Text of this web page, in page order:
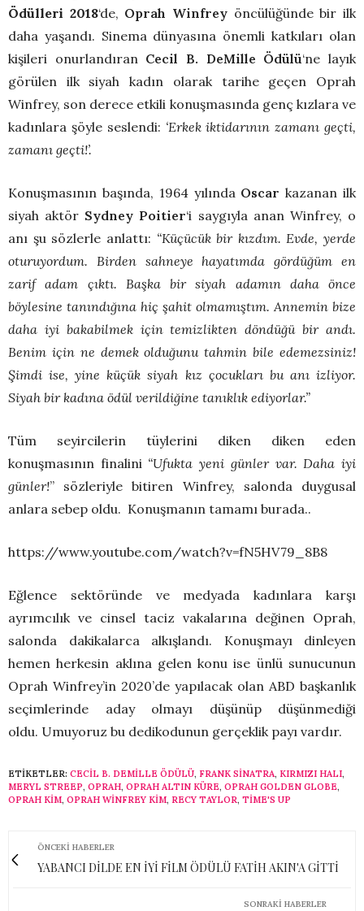
Ödülleri 2018‘de, Oprah Winfrey öncülüğünde bir ilk
daha yaşandı. Sinema dünyasına önemli katkıları olan
kişileri onurlandıran Cecil B. DeMille Ödülü‘ne layık
görülen ilk siyah kadın olarak tarihe geçen Oprah
Winfrey, son derece etkili konuşmasında genç kızlara ve
kadınlara şöyle seslendi: ‘Erkek iktidarının zamanı geçti,
zamanı geçti!’.
Konuşmasının başında, 1964 yılında Oscar kazanan ilk
siyah aktör Sydney Poitier‘i saygıyla anan Winfrey, o
anı şu sözlerle anlattı: “Küçücük bir kızdım. Evde, yerde
oturuyordum. Birden sahneye hayatımda gördüğüm en
zarif adam çıktı. Başka bir siyah adamın daha önce
böylesine tanındığına hiç şahit olmamıştım. Annemin bize
daha iyi bakabilmek için temizlikten döndüğü bir andı.
Benim için ne demek olduğunu tahmin bile edemezsiniz!
Şimdi ise, yine küçük siyah kız çocukları bu anı izliyor.
Siyah bir kadına ödül verildiğine tanıklık ediyorlar.”
Tüm seyircilerin tüylerini diken diken eden
konuşmasının finalini “Ufukta yeni günler var. Daha iyi
günler!” sözleriyle bitiren Winfrey, salonda duygusal
anlara sebep oldu. Konuşmanın tamamı burada..
https://www.youtube.com/watch?v=fN5HV79_8B8
Eğlence sektöründe ve medyada kadınlara karşı
ayrımcılık ve cinsel taciz vakalarına değinen Oprah,
salonda dakikalarca alkışlandı. Konuşmayı dinleyen
hemen herkesin aklına gelen konu ise ünlü sunucunun
Oprah Winfrey’in 2020’de yapılacak olan ABD başkanlık
seçimlerinde aday olmayı düşünüp düşünmediği
oldu. Umuyoruz bu dedikodunun gerçeklik payı vardır.
ETIKETLER: CECIL B. DEMILLE ÖDÜLÜ, FRANK SINATRA, KIRMIZI HALI,
MERYL STREEP, OPRAH, OPRAH ALTIN KÜRE, OPRAH GOLDEN GLOBE,
OPRAH KIM, OPRAH WINFREY KIM, RECY TAYLOR, TIME'S UP
ÖNCEKI HABERLER
YABANCI DİLDE EN İYİ FİLM ÖDÜLÜ FATİH AKIN'A GİTTİ
SONRAKI HABERLER